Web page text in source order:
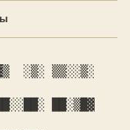
░▒░ ▒▒░░▒░
██░▒█▓